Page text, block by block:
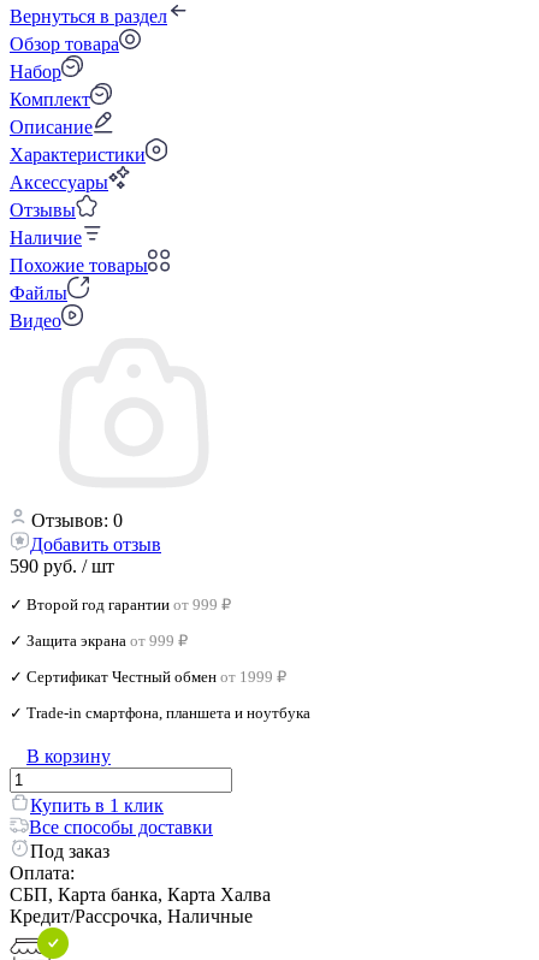
Вернуться в раздел
Обзор товара
Набор
Комплект
Описание
Характеристики
Аксессуары
Отзывы
Наличие
Похожие товары
Файлы
Видео
Отзывов: 0
Добавить отзыв
590 руб. / шт
✓ Второй год гарантии от 999 ₽
✓ Защита экрана от 999 ₽
✓ Сертификат Честный обмен от 1999 ₽
✓ Trade‑in смартфона, планшета и ноутбука
В корзину
Купить в 1 клик
Все способы доставки
Под заказ
Оплата:
СБП, Карта банка, Карта Халва
Кредит/Рассрочка, Наличные